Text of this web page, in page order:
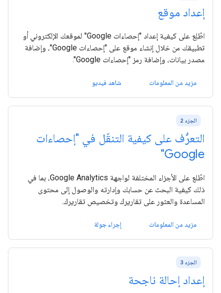
إعداد موقع
اطّلِع على كيفية إعداد "إحصاءات Google" لموقعك الإلكتروني أو
تطبيقك من خلال إنشاء موقع على "إحصاءات Google"، وإضافة
مصدر بيانات، وإضافة رمز "إحصاءات Google".
مزيد من المعلومات شاهد فيديو
الجزء 2
التعرُّف على كيفية التنقّل في "إحصاءات
Google"
اطّلع على الأجزاء المختلفة لواجهة Google Analytics، بما في
ذلك كيفية البحث عن حسابك وإدارته والوصول إلى محتوى
المساعدة والعثور على تقاريرك وتخصيص تقاريرك.
مزيد من المعلومات إجراء جولة
الجزء 3
إعداد إحالة ناجحة